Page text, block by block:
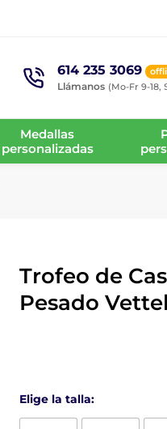
614 235 3069
Llámanos (Mo-Fr 9-18,
Medallas
personalizadas
Trofeo de
Pesado Vettel
Elige la talla: